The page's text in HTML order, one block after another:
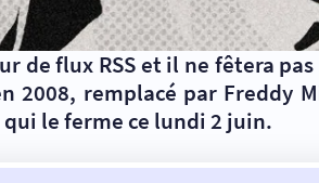
de flux RSS et il ne fêtera
2008, remplacé par Freddy
le ferme ce lundi 2 juin.